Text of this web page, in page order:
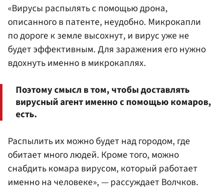
«Вирусы распылять с помощью дрона,
описанного в патенте, неудобно. Микрокапли
по дороге к земле высохнут, и вирус уже не
будет эффективным. Для заражения его нужно
вдохнуть именно в микрокаплях.
Поэтому смысл в том, чтобы доставлять
вирусный агент именно с помощью комаров,
есть.
Распылить их можно будет над городом, где
обитает много людей. Кроме того, можно
снабдить комара вирусом, который работает
именно на человеке», — рассуждает Волчков.